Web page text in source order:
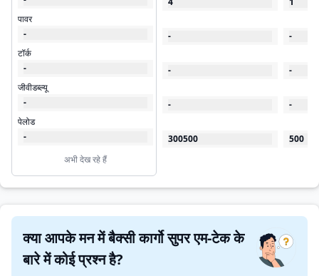
पावर
-
टॉर्क
-
जीवीडब्ल्यू
-
पेलोड
-
अभी देख रहे हैं
-
-
-
300500
-
-
-
500
क्या आपके मन में बैक्सी कार्गो सुपर एम-टेक के
बारे में कोई प्रश्न है?